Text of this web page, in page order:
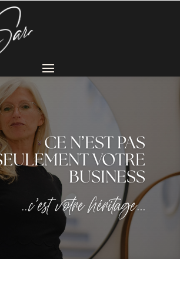
CE N’EST PAS
VOTRE
BUSINESS
…c’est votre héritage…